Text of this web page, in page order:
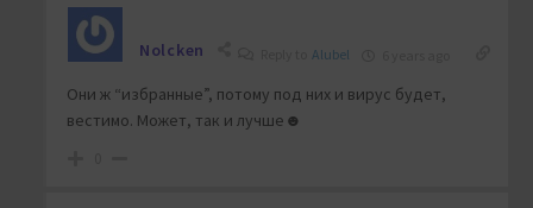
Nolcken Alubel
Они ж “избранные”, потому под них и вирус будет,
вестимо. Может, так и лучше☻